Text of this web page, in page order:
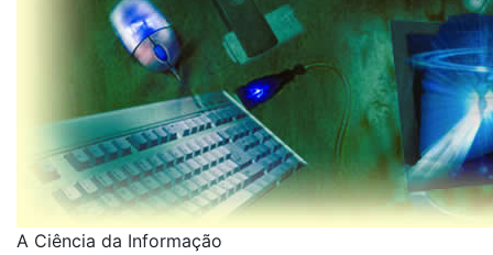
A Ciência da Informação